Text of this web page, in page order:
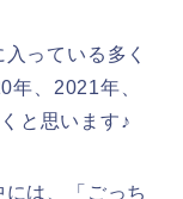
っている多く
年、2021年、
と思います♪
は、「ごっち